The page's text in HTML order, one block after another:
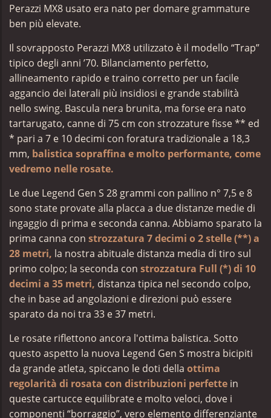
Perazzi MX8 usato era nato per domare grammature
ben più elevate.
Il sovrapposto Perazzi MX8 utilizzato è il modello “Trap”
tipico degli anni ’70. Bilanciamento perfetto,
allineamento rapido e traino corretto per un facile
aggancio dei laterali più insidiosi e grande stabilità
nello swing. Bascula nera brunita, ma forse era nato
tartarugato, canne di 75 cm con strozzature fisse ** ed
* pari a 7 e 10 decimi con foratura tradizionale a 18,3
mm, balistica sopraffina e molto performante, come
vedremo nelle rosate.
Le due Legend Gen S 28 grammi con pallino n° 7,5 e 8
sono state provate alla placca a due distanze medie di
ingaggio di prima e seconda canna. Abbiamo sparato la
prima canna con strozzatura 7 decimi o 2 stelle (**) a
28 metri, la nostra abituale distanza media di tiro sul
primo colpo; la seconda con strozzatura Full (*) di 10
decimi a 35 metri, distanza tipica nel secondo colpo,
che in base ad angolazioni e direzioni può essere
sparato da noi tra 33 e 37 metri.
Le rosate riflettono ancora l'ottima balistica. Sotto
questo aspetto la nuova Legend Gen S mostra bicipiti
da grande atleta, spiccano le doti della ottima
regolarità di rosata con distribuzioni perfette in
queste cartucce equilibrate e molto veloci, dove i
componenti “borraggio”, vero elemento differenziante